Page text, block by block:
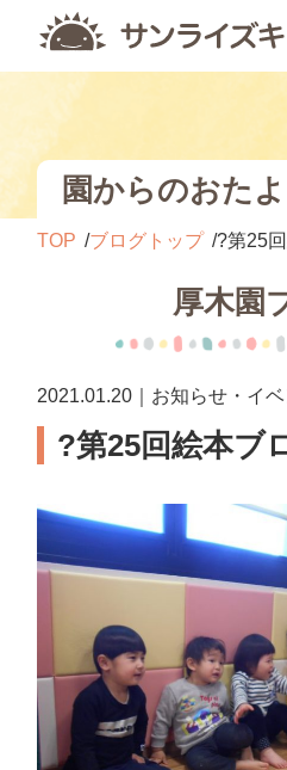
園からのおた
TOP ブログトップ ?第25
厚木園
2021.01.20｜お知らせ・イベ
?第25回絵本ブ